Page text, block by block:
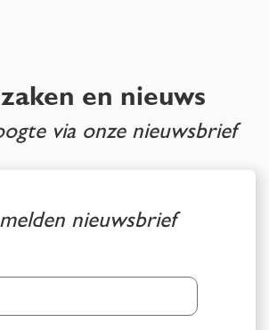
en nieuws
via onze nieuwsbrief
nieuwsbrief